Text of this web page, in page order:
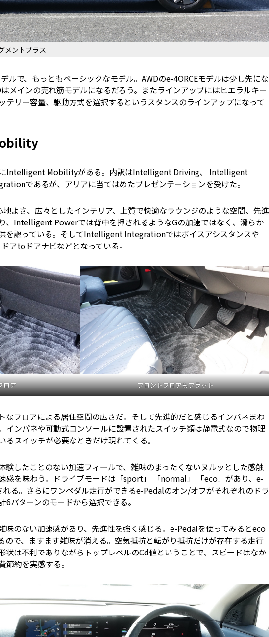
メントプラス
ルで、もっともベーシックなモデル。AWDのe-4ORCEモデルは少し先にな
メインの売れ筋モデルになるだろう。またラインアップにはヒエラルキー
テリー容量、駆動方式を選択するというスタンスのラインアップになって
にIntelligent Mobilityがある。内訳はIntelligent Driving、 Intelligent
であるが、アリアに当てはめたプレゼンテーションを受けた。
よさ、広々としたインテリア、上質で快適なラウンジのような空間、先進
、Intelligent Powerでは背中を押されるようなGの加速ではなく、滑らか
を謳っている。そしてIntelligent Integrationではボイスアシスタンスや
アtoドアナビなどとなっている。
ロア フロントフロアもフラット
なフロアによる居住空間の広さだ。そして先進的だと感じるインパネまわ
インパネや可動式コンソールに設置されたスイッチ類は静電式なので物理
スイッチが必要なときだけ現れてくる。
験したことのない加速フィールで、雑味のまったくないヌルッとした感触
感を味わう。ドライブモードは「sport」 「normal」 「eco」があり、e-
る。さらにワンペダル走行ができるe-Pedalのオン/オフがそれぞれのドラ
パターンのモードから選択できる。
味のない加速感があり、先進性を強く感じる。e-Pedalを使ってみるとeco
ので、ますます雑味が消える。空気抵抗と転がり抵抗だけが存在する走行
状は不利でありながらトップレベルのCd値ということで、スピードはなか
約を実感する。